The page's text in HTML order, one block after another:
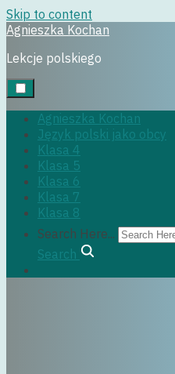
Skip to content
Agnieszka Kochan
Lekcje polskiego
Agnieszka Kochan
Język polski jako obcy
Klasa 4
Klasa 5
Klasa 6
Klasa 7
Klasa 8
Search Here...
Search
Uncategorized